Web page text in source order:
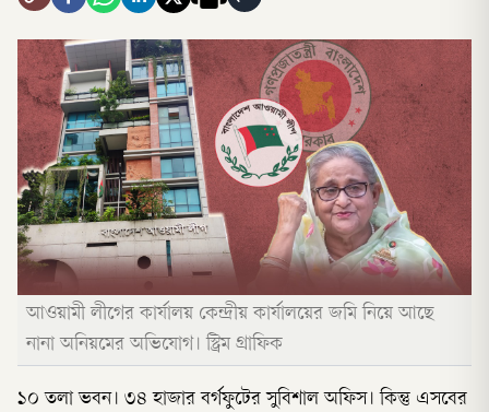
আওয়ামী লীগের কার্যালয় কেন্দ্রীয় কার্যালয়ের জমি নিয়ে আছে
নানা অনিয়মের অভিযোগ। স্ট্রিম গ্রাফিক
১০ তলা ভবন। ৩৪ হাজার বর্গফুটের সুবিশাল অফিস। কিন্তু এসবের